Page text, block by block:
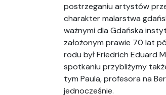
postrzeganiu artystów
charakter malarstwa
ważnymi dla Gdańska
założonym prawie 70 lat
rodu był Friedrich Eduard
spotkaniu przybliżymy
tym Paula, profesora na
jednocześnie.